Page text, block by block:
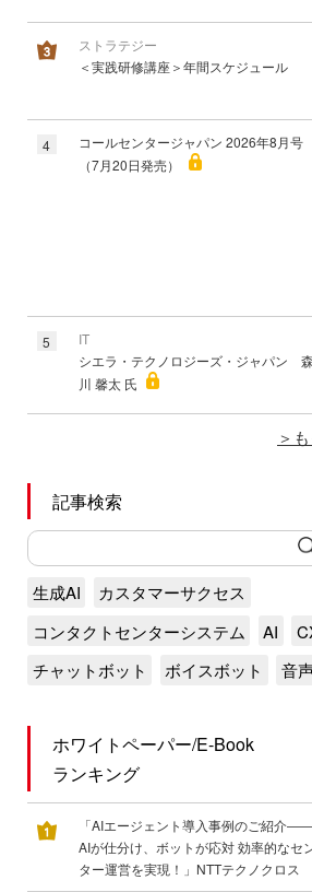
ストラテジー
＜実践研修講座＞年間スケジュール
4
コールセンタージャパン 2026年8月号
（7月20日発売）
5
IT
シエラ・テクノロジーズ・ジャパン 森
川 馨太 氏
記事検索
生成AI
カスタマーサクセス
コンタクトセンターシステム
AI
チャットボット
ボイスボット 音
ホワイトペーパー/E-Book
ランキング
「AIエージェント導入事例のご紹介――
AIが仕分け、ボットが応対 効率的なセ
ター運営を実現！」NTTテクノクロス